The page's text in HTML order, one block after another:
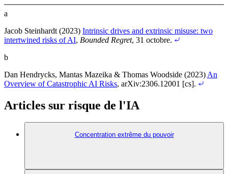
a
Jacob Steinhardt (2023) Intrinsic drives and extrinsic misuse: two
intertwined risks of AI, Bounded Regret, 31 octobre.
b
Dan Hendrycks, Mantas Mazeika & Thomas Woodside (2023) An
Overview of Catastrophic AI Risks, arXiv:2306.12001 [cs].
Articles sur risque de l'IA
Concentration extrême du pouvoir